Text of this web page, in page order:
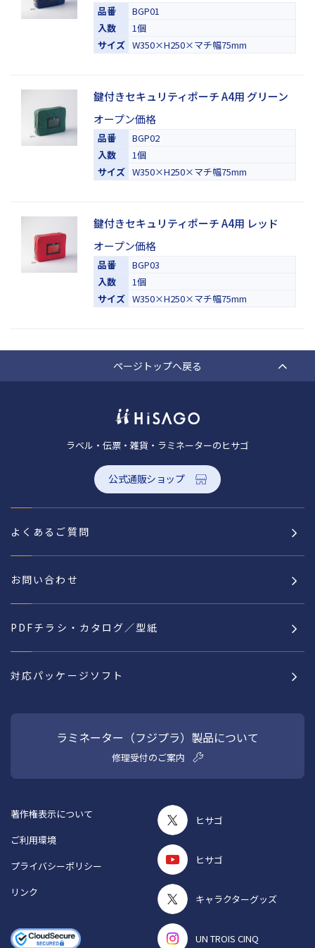
品番
BGP01
入数
1個
サイズ W350×H250×マチ幅75mm
鍵付きセキュリティポーチ A4用 グリーン
オープン価格
品番
BGP02
入数
1個
サイズ W350×H250×マチ幅75mm
鍵付きセキュリティポーチ A4用 レッド
オープン価格
品番
BGP03
入数
1個
サイズ W350×H250×マチ幅75mm
ページトップへ戻る
ラベル・伝票・雑貨・ラミネーターのヒサゴ
公式通販ショップ
よくあるご質問
お問い合わせ
PDFチラシ・カタログ／型紙
対応パッケージソフト
ラミネーター（フジプラ）製品について
修理受付のご案内
ヒサゴ
ヒサゴ
キャラクターグッズ
UN TROIS CINQ
著作権表示について
ご利用環境
プライバシーポリシー
リンク